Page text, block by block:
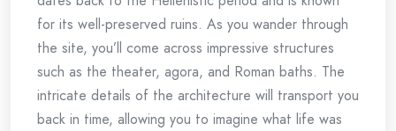
for its well-preserved ruins. As you wander through
the site, you’ll come across impressive structures
such as the theater, agora, and Roman baths. The
intricate details of the architecture will transport you
back in time, allowing you to imagine what life was